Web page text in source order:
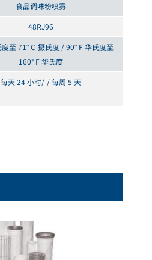
食品调味粉喷雾
48RJ96
度至 71° C 摄氏度 / 90° F 华氏度至
160° F 华氏度
每天 24 小时/ / 每周 5 天